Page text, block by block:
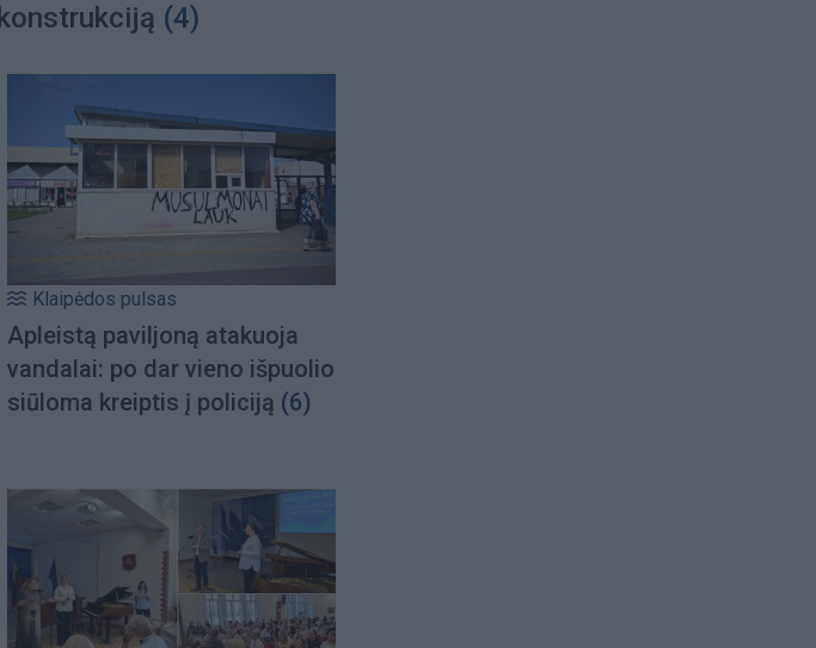
(4)
Klaipėdos pulsas
Apleistą paviljoną atakuoja
vandalai: po dar vieno išpuolio
siūloma kreiptis į policiją (6)